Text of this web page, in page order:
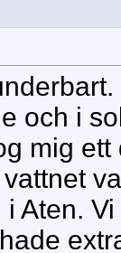
och i
mig
Aten.